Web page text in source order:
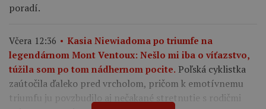
poradí.
Včera 12:36
Kasia Niewiadoma po triumfe na
legendárnom Mont Ventoux: Nešlo mi iba o víťazstvo,
túžila som po tom nádhernom pocite. Poľská cyklistka
zaútočila ďaleko pred vrcholom, pričom k emotívnemu
triumfu ju povzbudilo aj nečakané stretnutie s rodičmi